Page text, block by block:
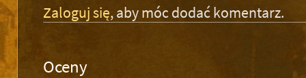
Zaloguj się, aby móc dodać komentarz.
Oceny